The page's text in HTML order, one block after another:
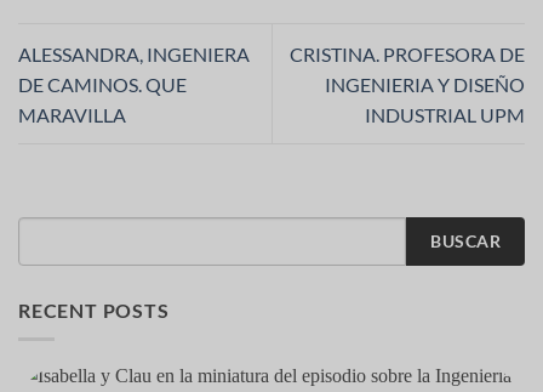
ALESSANDRA, INGENIERA
DE CAMINOS. QUE
MARAVILLA
CRISTINA. PROFESORA DE
INGENIERIA Y DISEÑO
INDUSTRIAL UPM
BUSCAR
RECENT POSTS